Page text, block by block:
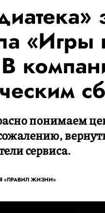
«Игры
понимаем
сервиса.
«ПРАВИЛ ЖИЗНИ»